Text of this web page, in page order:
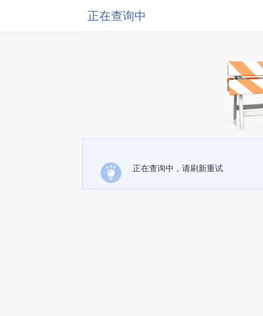
正在查询中
正在查询中，请刷新重试